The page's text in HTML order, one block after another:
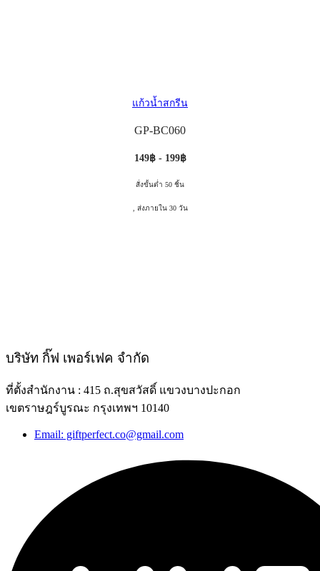
แก้วน้ำสกรีน
GP-BC060
149฿ - 199฿
สั่งขั้นต่ำ 50 ชิ้น
, ส่งภายใน 30 วัน
บริษัท กิ๊ฟ เพอร์เฟค จำกัด
ที่ตั้งสำนักงาน : 415 ถ.สุขสวัสดิ์ แขวงบางปะกอก
เขตราษฎร์บูรณะ กรุงเทพฯ 10140
Email: giftperfect.co@gmail.com